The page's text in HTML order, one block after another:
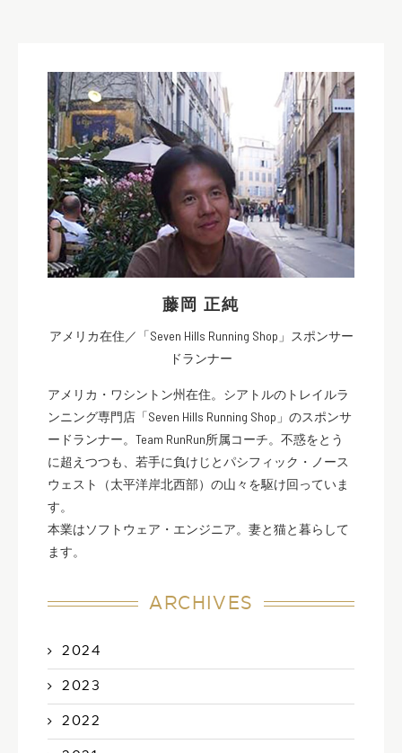
藤岡 正純
アメリカ在住／「Seven Hills Running Shop」スポンサー
ドランナー
アメリカ・ワシントン州在住。シアトルのトレイルラ
ンニング専門店「Seven Hills Running Shop」のスポンサ
ードランナー。Team RunRun所属コーチ。不惑をとう
に超えつつも、若手に負けじとパシフィック・ノース
ウェスト（太平洋岸北西部）の山々を駆け回っていま
す。
本業はソフトウェア・エンジニア。妻と猫と暮らして
ます。
ARCHIVES
2024
2023
2022